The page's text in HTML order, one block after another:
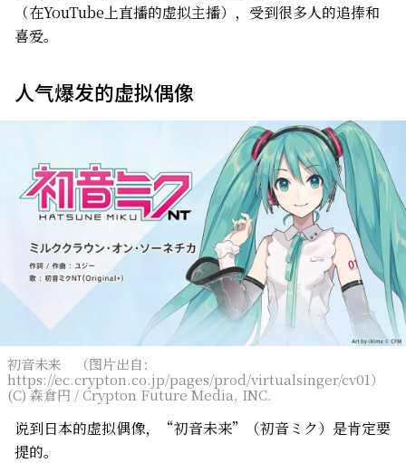
（在YouTube上直播的虚拟主播），受到很多人的追捧和
喜爱。
人气爆发的虚拟偶像
初音未来 （图片出自：
https://ec.crypton.co.jp/pages/prod/virtualsinger/cv01）
(C) 森倉円 / Crypton Future Media, INC.
说到日本的虚拟偶像，“初音未来”（初音ミク）是肯定要
提的。